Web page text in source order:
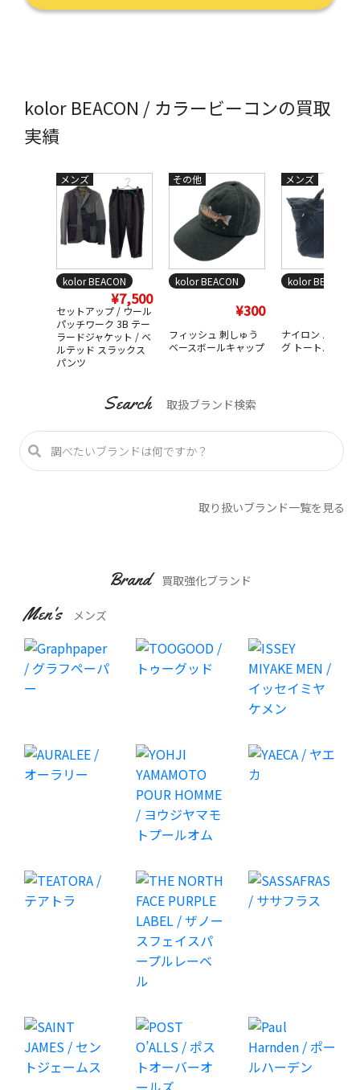
kolor BEACON / カラービーコンの買取
実績
メンズ
kolor BEACON
¥7,500
セットアップ / ウール
パッチワーク 3B テー
ラードジャケット / ベ
ルテッド スラックス
パンツ
その他
kolor BEACON
¥300
フィッシュ 刺しゅう
ベースボールキャップ
メンズ
kolor BEACON
ナイロン パッカ
グ トートバッグ
Search 取扱ブランド検索
取り扱いブランド一覧を見る
Brand 買取強化ブランド
Men's メンズ